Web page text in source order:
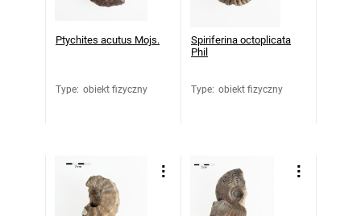
Ptychites acutus Mojs.
Type: obiekt fizyczny
Spiriferina octoplicata
Phil
Type: obiekt fizyczny